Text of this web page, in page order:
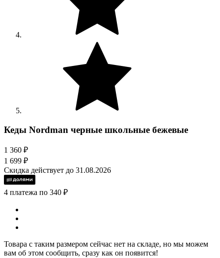
Кеды Nordman черные школьные бежевые
1 360 ₽
1 699 ₽
Скидка действует до 31.08.2026
4 платежа по 340 ₽
Товара с таким размером сейчас нет на складе, но мы можем
вам об этом сообщить, сразу как он появится!